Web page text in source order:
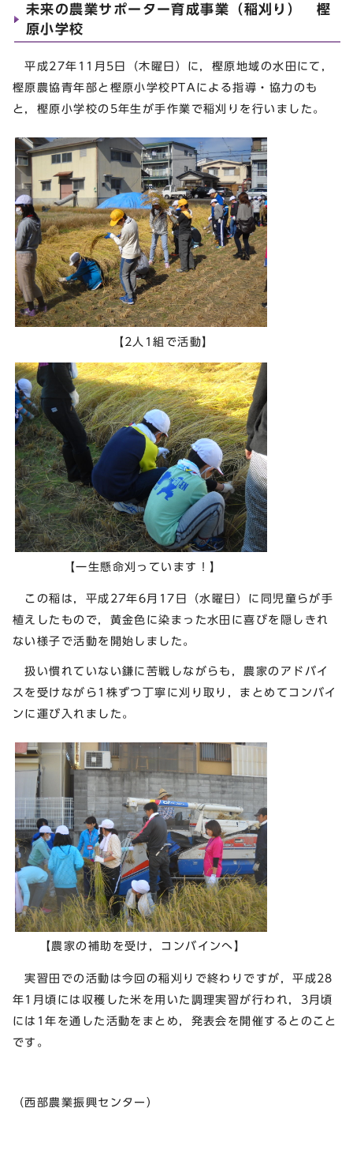
未来の農業サポーター育成事業（稲刈り） 樫
原小学校
平成27年11月5日（木曜日）に，樫原地域の水田にて，
樫原農協青年部と樫原小学校PTAによる指導・協力のも
と，樫原小学校の5年生が手作業で稲刈りを行いました。
【2人1組で活動】
【一生懸命刈っています！】
この稲は，平成27年6月17日（水曜日）に同児童らが手
植えしたもので，黄金色に染まった水田に喜びを隠しきれ
ない様子で活動を開始しました。
扱い慣れていない鎌に苦戦しながらも，農家のアドバイ
スを受けながら1株ずつ丁寧に刈り取り，まとめてコンバイ
ンに運び入れました。
【農家の補助を受け，コンバインへ】
実習田での活動は今回の稲刈りで終わりですが，平成28
年1月頃には収穫した米を用いた調理実習が行われ，3月頃
には1年を通した活動をまとめ，発表会を開催するとのこと
です。
（西部農業振興センター）